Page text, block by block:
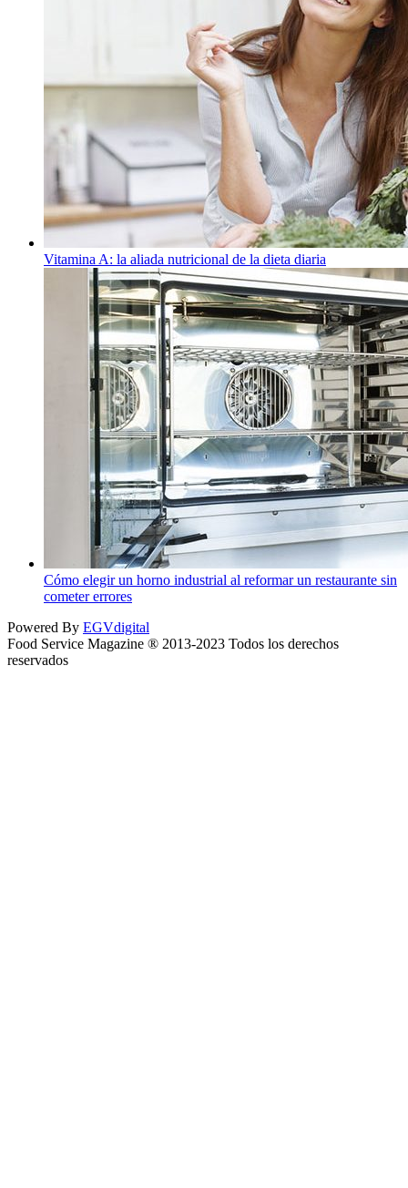
Vitamina A: la aliada nutricional de la dieta diaria
Cómo elegir un horno industrial al reformar un restaurante sin
cometer errores
Powered By EGVdigital
Food Service Magazine ® 2013-2023 Todos los derechos
reservados